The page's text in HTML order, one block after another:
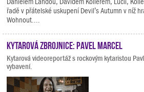
řadě v přátelské uskupení Devil’s Autumn v níž
Wohnout....
Kytarová zbrojnice: Pavel Marcel
Kytarová videoreportáž s rockovým kytaristou
vybavení.